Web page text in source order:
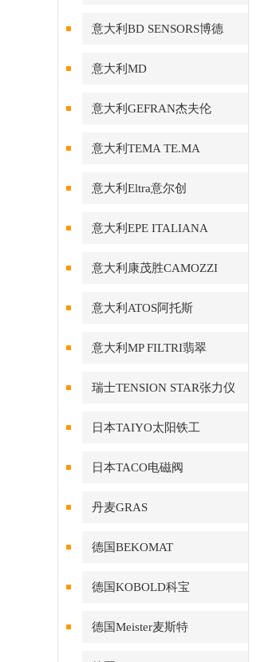
意大利BD SENSORS博德
意大利MD
意大利GEFRAN杰夫伦
意大利TEMA TE.MA
意大利Eltra意尔创
意大利EPE ITALIANA
意大利康茂胜CAMOZZI
意大利ATOS阿托斯
意大利MP FILTRI翡翠
瑞士TENSION STAR张力仪
日本TAIYO太阳铁工
日本TACO电磁阀
丹麦GRAS
德国BEKOMAT
德国KOBOLD科宝
德国Meister麦斯特